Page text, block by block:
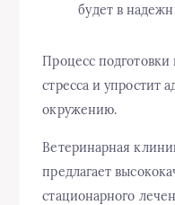
будет в
Процесс
стресса и упростит
окружению.
Ветеринарная
предлагает
стационарного